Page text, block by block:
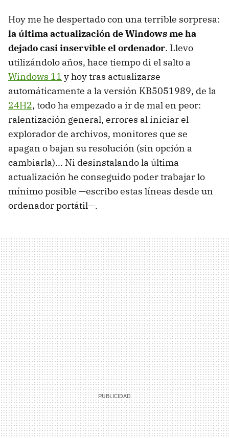
Hoy me he despertado con una terrible sorpresa:
la última actualización de Windows me ha
dejado casi inservible el ordenador. Llevo
utilizándolo años, hace tiempo di el salto a
Windows 11 y hoy tras actualizarse
automáticamente a la versión KB5051989, de la
24H2, todo ha empezado a ir de mal en peor:
ralentización general, errores al iniciar el
explorador de archivos, monitores que se
apagan o bajan su resolución (sin opción a
cambiarla)... Ni desinstalando la última
actualización he conseguido poder trabajar lo
mínimo posible —escribo estas líneas desde un
ordenador portátil—.